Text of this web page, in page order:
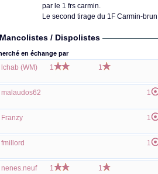
par le 1 frs carmin.
Le second tirage du 1F Carmin-
Mancolistes / Dispolistes
en échange par
lchab (WM) 1 1
malaudos62 1
Franzy 1
fmillord 1
nenes.neuf 1 1